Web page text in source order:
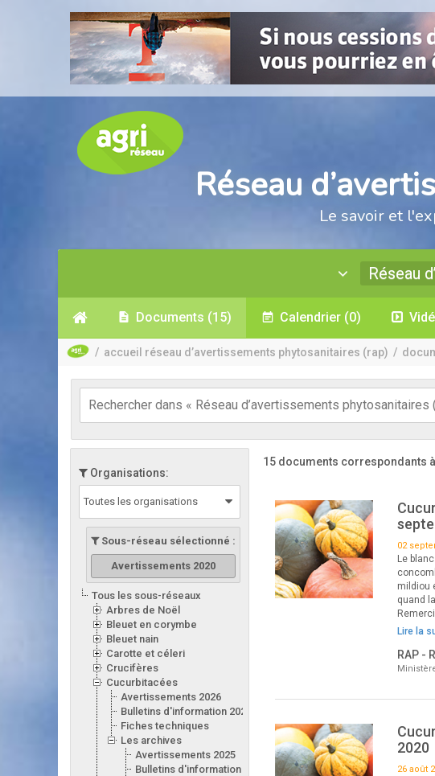
Réseau
Le savoir et
Réseau
Documents (15) Calendrier (0)
/ accueil réseau d’avertissements phytosanitaires (rap) /
Organisations:
Toutes les organisations
Sous-réseau sélectionné :
Avertissements 2020
Tous les sous-réseaux
Arbres de Noël
Bleuet en corymbe
Bleuet nain
Carotte et céleri
Crucifères
Cucurbitacées
Avertissements 2026
Bulletins d'information 2026
Fiches techniques
Les archives
Avertissements 2025
Bulletins d'information 2025
15 documents correspondants
02
Le
mildiou
quand
Lire la
RAP -
2020
26 août